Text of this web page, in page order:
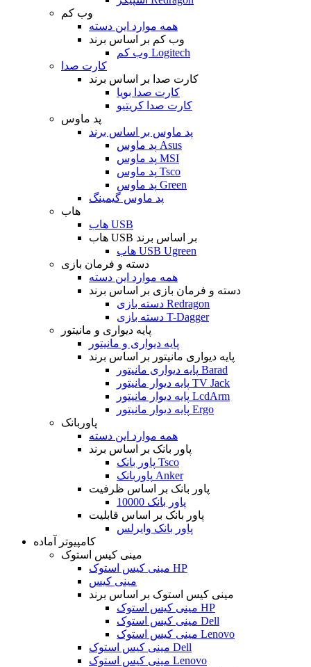
وب کم
همه موارد این دسته
وب کم بر اساس برند
وب کم Logitech
کارت صدا
کارت صدا بر اساس برند
کارت صدا بویا
کارت صدا کریتیو
پد ماوس
پد ماوس بر اساس برند
پد ماوس Asus
پد ماوس MSI
پد ماوس Tsco
پد ماوس Green
پد ماوس گیمینگ
هاب
هاب USB
هاب USB بر اساس برند
هاب USB Ugreen
دسته و فرمان بازی
همه موارد این دسته
دسته و فرمان بازی بر اساس برند
دسته بازی Redragon
دسته بازی T-Dagger
پایه دیواری و مانیتور
پایه دیواری و مانیتور
پایه دیواری مانیتور بر اساس برند
پایه دیواری مانیتور Barad
پایه دیوار مانیتور TV Jack
پایه دیوار مانیتور LcdArm
پایه دیوار مانیتور Ergo
پاوربانک
همه موارد این دسته
پاور بانک بر اساس برند
پاور بانک Tsco
پاوربانک Anker
پاور بانک بر اساس ظرفیت
پاور بانک 10000
پاور بانک بر اساس قابلیت
پاور بانک وایرلس
کامپیوتر آماده
مینی کیس استوک
مینی کیس استوک HP
مینی کیس
مینی کیس استوک بر اساس برند
مینی کیس استوک HP
مینی کیس استوک Dell
مینی کیس استوک Lenovo
مینی کیس استوک Dell
مینی کیس استوک Lenovo